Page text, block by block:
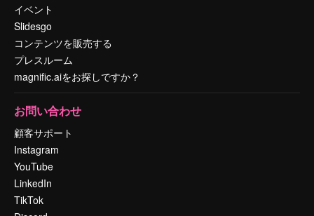
イベント
Slidesgo
コンテンツを販売する
プレスルーム
magnific.aiをお探しですか？
お問い合わせ
顧客サポート
Instagram
YouTube
LinkedIn
TikTok